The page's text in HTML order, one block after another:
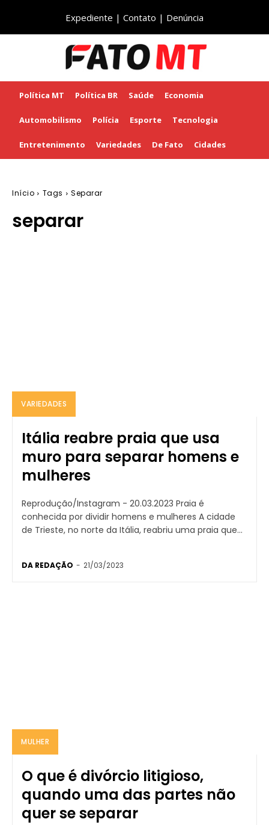
Expediente | Contato | Denúncia
Política MT Política BR Saúde Economia
Automobilismo Polícia Esporte Tecnologia
Entretenimento Variedades De Fato Cidades
Início Tags Separar
separar
VARIEDADES
Itália reabre praia que usa
muro para separar homens e
mulheres
Reprodução/Instagram - 20.03.2023 Praia é
conhecida por dividir homens e mulheres A cidade
de Trieste, no norte da Itália, reabriu uma praia que...
DA REDAÇÃO - 21/03/2023
MULHER
O que é divórcio litigioso,
quando uma das partes não
quer se separar